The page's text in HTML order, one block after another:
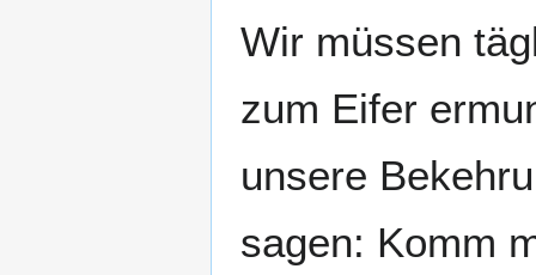
Wir müssen
zum Eifer
unsere
sagen: Komm